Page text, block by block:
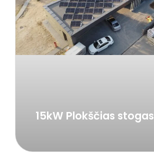
15kW Plokščias stogas